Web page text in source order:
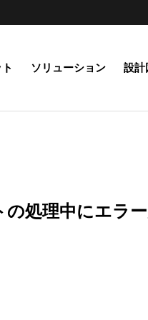
ソリューション 設計
処理中にエラー